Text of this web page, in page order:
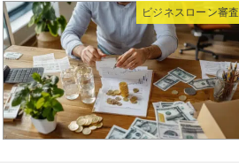
ビジネスローン審査